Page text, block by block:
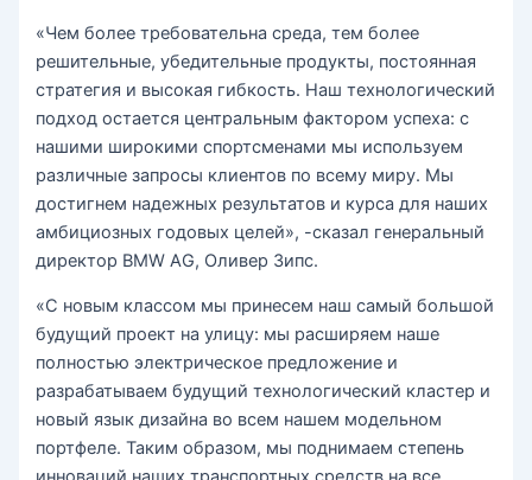
«Чем более требовательна среда, тем более
решительные, убедительные продукты, постоянная
стратегия и высокая гибкость. Наш технологический
подход остается центральным фактором успеха: с
нашими широкими спортсменами мы используем
различные запросы клиентов по всему миру. Мы
достигнем надежных результатов и курса для наших
амбициозных годовых целей», -сказал генеральный
директор BMW AG, Оливер Зипс.
«С новым классом мы принесем наш самый большой
будущий проект на улицу: мы расширяем наше
полностью электрическое предложение и
разрабатываем будущий технологический кластер и
новый язык дизайна во всем нашем модельном
портфеле. Таким образом, мы поднимаем степень